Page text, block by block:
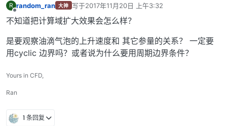
R
离线
random_ran 大神 写于2017年11月20日 上午3:32
最后由 编辑
不知道把计算域扩大效果会怎么样？
是要观察油滴气泡的上升速度和 其它参量的关系？ 一定要
用cyclic 边界吗？或者说为什么要用周期边界条件？
Yours in CFD,
Ran
1 条回复